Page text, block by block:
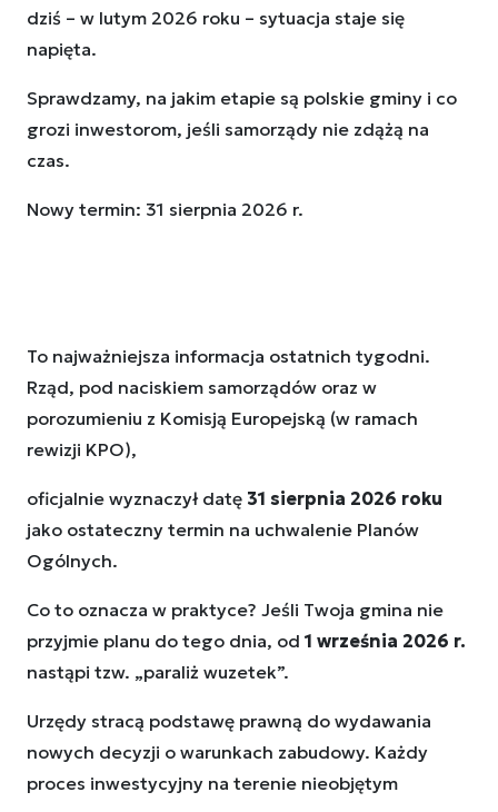
dziś – w lutym 2026 roku – sytuacja staje się
napięta.
Sprawdzamy, na jakim etapie są polskie gminy i co
grozi inwestorom, jeśli samorządy nie zdążą na
czas.
Nowy termin: 31 sierpnia 2026 r.
To najważniejsza informacja ostatnich tygodni.
Rząd, pod naciskiem samorządów oraz w
porozumieniu z Komisją Europejską (w ramach
rewizji KPO),
oficjalnie wyznaczył datę 31 sierpnia 2026 roku
jako ostateczny termin na uchwalenie Planów
Ogólnych.
Co to oznacza w praktyce? Jeśli Twoja gmina nie
przyjmie planu do tego dnia, od 1 września 2026 r.
nastąpi tzw. „paraliż wuzetek”.
Urzędy stracą podstawę prawną do wydawania
nowych decyzji o warunkach zabudowy. Każdy
proces inwestycyjny na terenie nieobjętym